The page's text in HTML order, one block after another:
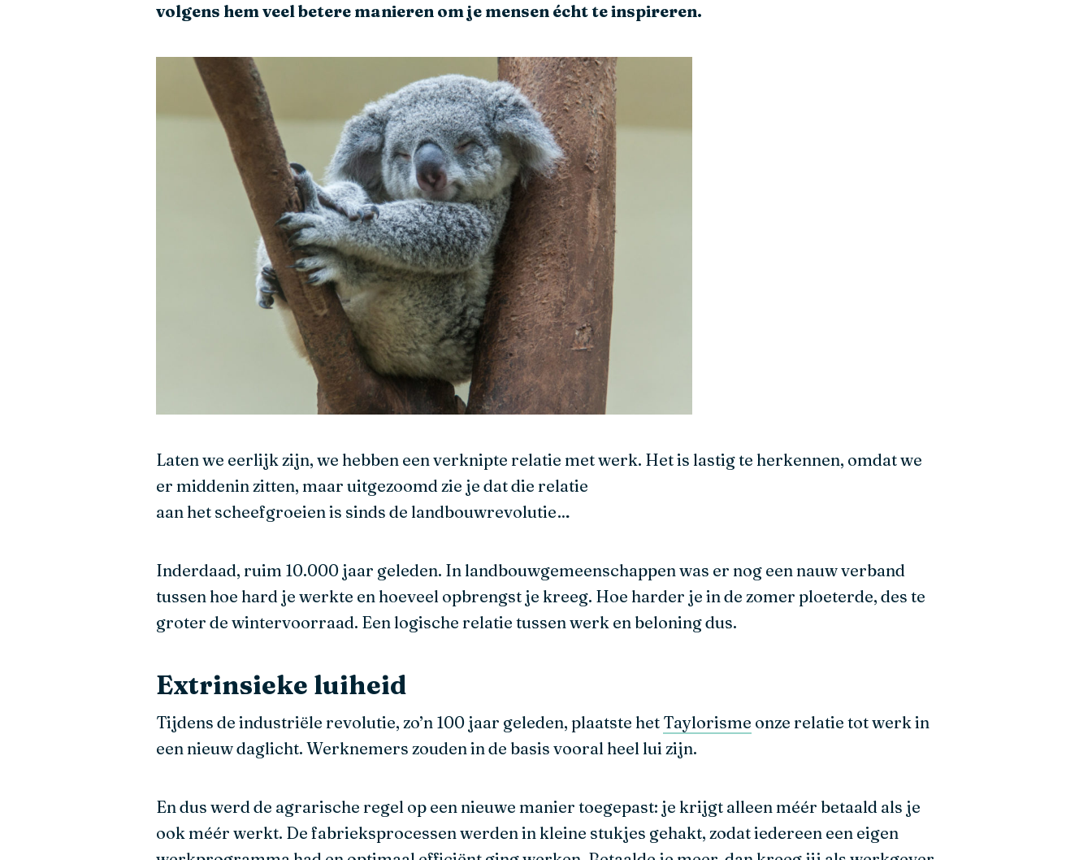
volgens hem veel betere manieren om je mensen écht te inspireren.
Laten we eerlijk zijn, we hebben een verknipte relatie met werk. Het is lastig te herkennen, omdat we
er middenin zitten, maar uitgezoomd zie je dat die relatie
aan het scheefgroeien is sinds de landbouwrevolutie…
Inderdaad, ruim 10.000 jaar geleden. In landbouwgemeenschappen was er nog een nauw verband
tussen hoe hard je werkte en hoeveel opbrengst je kreeg. Hoe harder je in de zomer ploeterde, des te
groter de wintervoorraad. Een logische relatie tussen werk en beloning dus.
Extrinsieke luiheid
Tijdens de industriële revolutie, zo’n 100 jaar geleden, plaatste het Taylorisme onze relatie tot werk in
een nieuw daglicht. Werknemers zouden in de basis vooral heel lui zijn.
En dus werd de agrarische regel op een nieuwe manier toegepast: je krijgt alleen méér betaald als je
ook méér werkt. De fabrieksprocessen werden in kleine stukjes gehakt, zodat iedereen een eigen